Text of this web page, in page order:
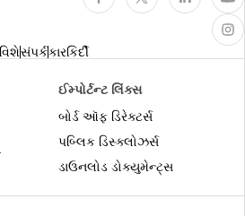
વિશેસંપર્કકારકિર્દી
ઈમ્પોર્ટન્ટ લિંક્સ
બોર્ડ ઑફ ડિરેક્ટર્સ
પબ્લિક ડિસ્ક્લોઝર્સ
ડાઉનલોડ ડોક્યુમેન્ટ્સ